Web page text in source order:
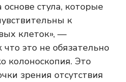
стула, которые
к
клеток», —
это не обязательно
колоноскопия. Это
зрения отсутствия